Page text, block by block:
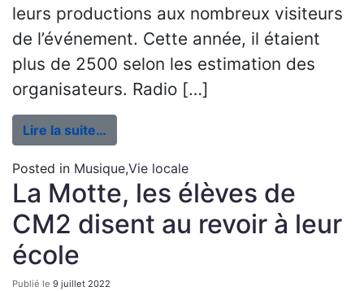
leurs productions aux nombreux visiteurs
de l’événement. Cette année, il étaient
plus de 2500 selon les estimation des
organisateurs. Radio […]
Lire la suite…
Posted in Musique,Vie locale
La Motte, les élèves de
CM2 disent au revoir à leur
école
Publié le 9 juillet 2022